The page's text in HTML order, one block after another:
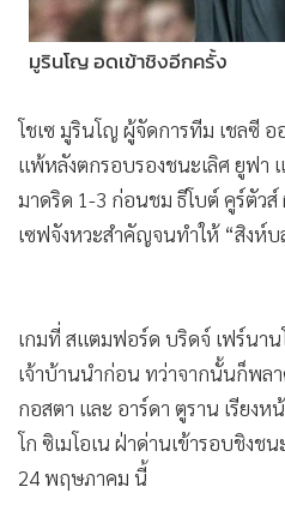
MGR Live
Infographic
• ท่องเที่ยว
• กีฬา
• ต่างประเทศ
• Special Scoop
• ชุมชน-คุณภาพชีวิต
• อาชญากรรม
• Motoring
• เกม
วิทยาศาสตร์
มูรินโญ อดเข้าชิงอีกครั้ง
โชเซ มูรินโญ ผู้จัดการทีม เชลซี
แพ้หลังตกรอบรองชนะเลิศ ยูฟา
มาดริด 1-3 ก่อนชม ธีโบต์ คูร์ตัว
เซฟจังหวะสำคัญจนทำให้ “สิงห์บ
เกมที่ สแตมฟอร์ด บริดจ์ เฟร์นาน
เจ้าบ้านนำก่อน ทว่าจากนั้นก็พลา
กอสตา และ อาร์ดา ตูราน เรียง
โก ซิเมโอเน ฝ่าด่านเข้ารอบชิงช
24 พฤษภาคม นี้